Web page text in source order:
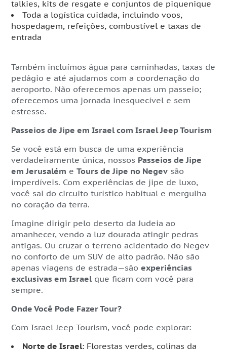
talkies, kits de resgate e conjuntos de piquenique
Toda a logística cuidada, incluindo voos,
hospedagem, refeições, combustível e taxas de
entrada
Também incluímos água para caminhadas, taxas de
pedágio e até ajudamos com a coordenação do
aeroporto. Não oferecemos apenas um passeio;
oferecemos uma jornada inesquecível e sem
estresse.
Passeios de Jipe em Israel com Israel Jeep Tourism
Se você está em busca de uma experiência
verdadeiramente única, nossos Passeios de Jipe
em Jerusalém e Tours de Jipe no Negev são
imperdíveis. Com experiências de jipe de luxo,
você sai do circuito turístico habitual e mergulha
no coração da terra.
Imagine dirigir pelo deserto da Judeia ao
amanhecer, vendo a luz dourada atingir pedras
antigas. Ou cruzar o terreno acidentado do Negev
no conforto de um SUV de alto padrão. Não são
apenas viagens de estrada—são experiências
exclusivas em Israelque ficam com você para
sempre.
Onde Você Pode Fazer Tour?
Com Israel Jeep Tourism, você pode explorar:
Norte de Israel: Florestas verdes, colinas da